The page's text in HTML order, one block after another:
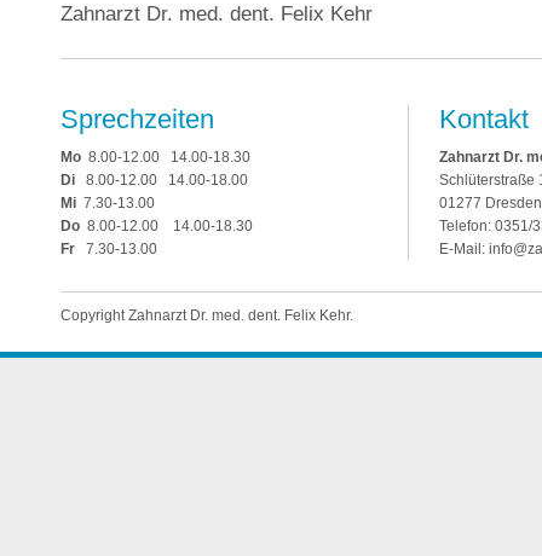
Zahnarzt Dr. med. dent. Felix Kehr
Sprechzeiten
Mo 8.00-12.00 14.00-18.30
Di 8.00-12.00 14.00-18.00
Mi 7.30-13.00
Do 8.00-12.00 14.00-18.30
Fr 7.30-13.00
Kontakt
Zahnarzt Dr.
Schlüterstraße
01277 Dresden
Telefon: 0351/
E-Mail:
Copyright Zahnarzt Dr. med. dent. Felix Kehr.